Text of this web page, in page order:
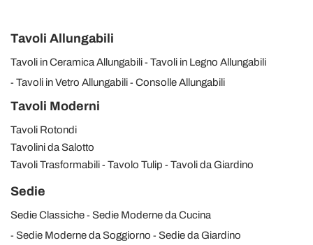
Tavoli Allungabili
Tavoli in Ceramica Allungabili
Tavoli in Legno Allungabili
Tavoli in Vetro Allungabili
Consolle Allungabili
Tavoli Moderni
Tavoli Rotondi
Tavolini da Salotto
Tavoli Trasformabili
Tavolo Tulip Tavoli da Giardino
Sedie
Sedie Classiche
Sedie Moderne da Cucina
Sedie Moderne da Soggiorno
Sedie da Giardino